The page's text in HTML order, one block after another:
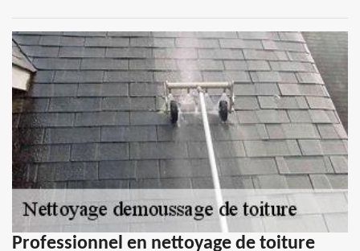
Professionnel en nettoyage de toiture